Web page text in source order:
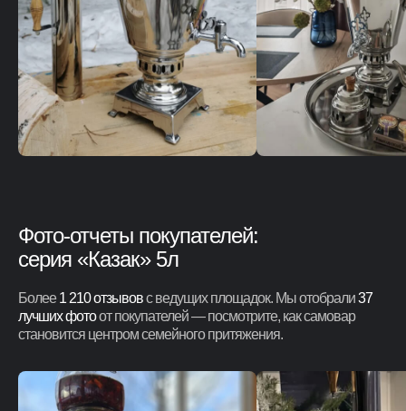
Фото-отчеты покупателей:
серия «Казак» 5л
Более1 210 отзывовс ведущих площадок. Мы отобрали37
лучших фотоот покупателей — посмотрите, как самовар
становится центром семейного притяжения.